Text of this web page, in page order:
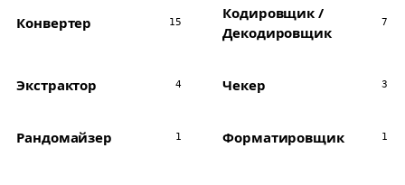
Конвертер 15
Кодировщик /
Декодировщик
7
Экстрактор 4 Чекер 3
Рандомайзер 1 Форматировщик 1